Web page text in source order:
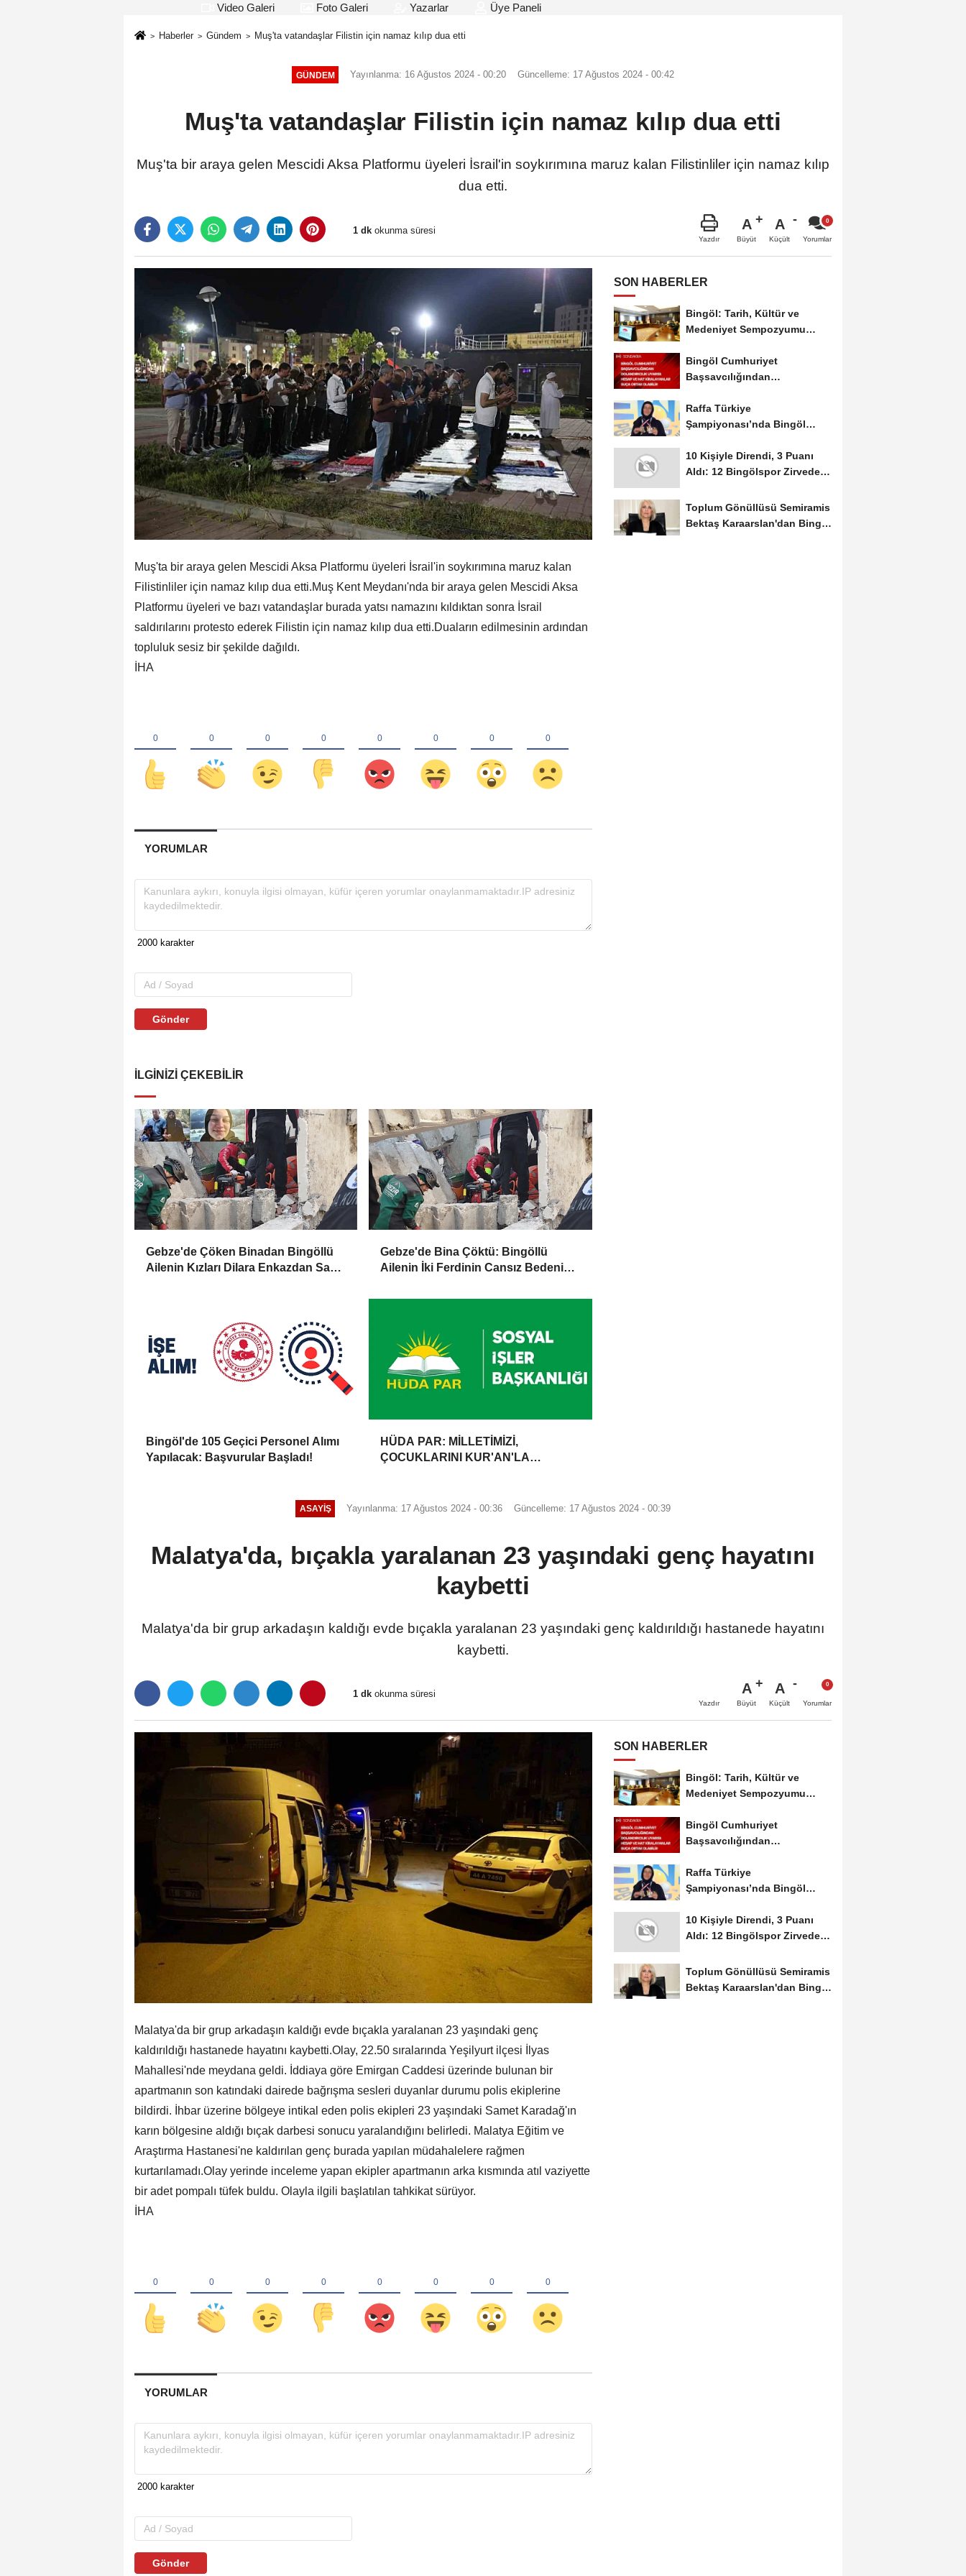
Video Galeri Foto Galeri Yazarlar Üye Paneli
Haberler Gündem Muş'ta vatandaşlar Filistin için namaz kılıp dua etti
GÜNDEM Yayınlanma: 16 Ağustos 2024 - 00:20 Güncelleme: 17 Ağustos 2024 - 00:42
Muş'ta vatandaşlar Filistin için namaz kılıp dua etti
Muş'ta bir araya gelen Mescidi Aksa Platformu üyeleri İsrail'in soykırımına maruz kalan Filistinliler için namaz kılıp
dua etti.
1 dk okunma süresi
Yazdır
A
Büyüt
A
Küçült Yorumlar
Muş'ta bir araya gelen Mescidi Aksa Platformu üyeleri İsrail'in soykırımına maruz kalan
Filistinliler için namaz kılıp dua etti.Muş Kent Meydanı'nda bir araya gelen Mescidi Aksa
Platformu üyeleri ve bazı vatandaşlar burada yatsı namazını kıldıktan sonra İsrail
saldırılarını protesto ederek Filistin için namaz kılıp dua etti.Duaların edilmesinin ardından
topluluk sesiz bir şekilde dağıldı.
İHA
YORUMLAR
Gönder
İLGINIZI ÇEKEBILIR
Gebze'de Çöken Binadan Bingöllü
Ailenin Kızları Dilara Enkazdan Sağ
Gebze'de Bina Çöktü: Bingöllü
Ailenin İki Ferdinin Cansız Bedenine
Bingöl'de 105 Geçici Personel Alımı
Yapılacak: Başvurular Başladı!
HÜDA PAR: MİLLETİMİZİ,
ÇOCUKLARINI KUR'AN'LA
SON HABERLER
Bingöl: Tarih, Kültür ve
Medeniyet Sempozyumu
Bingöl Cumhuriyet
Başsavcılığından
Raffa Türkiye
Şampiyonası’nda Bingöl
10 Kişiyle Direndi, 3 Puanı
Aldı: 12 Bingölspor Zirvedeki
Toplum Gönüllüsü Semiramis
Bektaş Karaarslan'dan Bingöl
ASAYIŞ Yayınlanma: 17 Ağustos 2024 - 00:36 Güncelleme: 17 Ağustos 2024 - 00:39
Malatya'da, bıçakla yaralanan 23 yaşındaki genç hayatını
kaybetti
Malatya'da bir grup arkadaşın kaldığı evde bıçakla yaralanan 23 yaşındaki genç kaldırıldığı hastanede hayatını
kaybetti.
1 dk okunma süresi
Yazdır
A
Büyüt
A
Küçült Yorumlar
Malatya'da bir grup arkadaşın kaldığı evde bıçakla yaralanan 23 yaşındaki genç
kaldırıldığı hastanede hayatını kaybetti.Olay, 22.50 sıralarında Yeşilyurt ilçesi İlyas
Mahallesi'nde meydana geldi. İddiaya göre Emirgan Caddesi üzerinde bulunan bir
apartmanın son katındaki dairede bağrışma sesleri duyanlar durumu polis ekiplerine
bildirdi. İhbar üzerine bölgeye intikal eden polis ekipleri 23 yaşındaki Samet Karadağ'ın
karın bölgesine aldığı bıçak darbesi sonucu yaralandığını belirledi. Malatya Eğitim ve
Araştırma Hastanesi'ne kaldırılan genç burada yapılan müdahalelere rağmen
kurtarılamadı.Olay yerinde inceleme yapan ekipler apartmanın arka kısmında atıl vaziyette
bir adet pompalı tüfek buldu. Olayla ilgili başlatılan tahkikat sürüyor.
İHA
YORUMLAR
Gönder
SON HABERLER
Bingöl: Tarih, Kültür ve
Medeniyet Sempozyumu
Bingöl Cumhuriyet
Başsavcılığından
Raffa Türkiye
Şampiyonası’nda Bingöl
10 Kişiyle Direndi, 3 Puanı
Aldı: 12 Bingölspor Zirvedeki
Toplum Gönüllüsü Semiramis
Bektaş Karaarslan'dan Bingöl